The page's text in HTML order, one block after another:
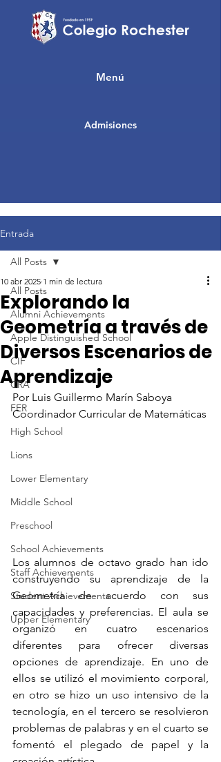
Admisiones
Menú
Entrada
All Posts
Alumni Achievements
Apple Distinguished School
CIF
CRA
FER
High School
Lions
Lower Elementary
Middle School
Preschool
School Achievements
Staff Achievements
Student Achievements
Upper Elementary
All Posts
Explorando la
Geometría a través de
Diversos Escenarios de
Aprendizaje
10 abr 2025 1 min de lectura
Por Luis Guillermo Marín Saboya
Coordinador Curricular de Matemáticas
Los alumnos de octavo grado han ido
construyendo su aprendizaje de la
Geometría de acuerdo con sus
capacidades y preferencias. El aula se
organizó en cuatro escenarios
diferentes para ofrecer diversas
opciones de aprendizaje. En uno de
ellos se utilizó el movimiento corporal,
en otro se hizo un uso intensivo de la
tecnología, en el tercero se resolvieron
problemas de palabras y en el cuarto se
fomentó el plegado de papel y la